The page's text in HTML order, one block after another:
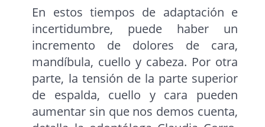
En estos tiempos de adaptación e
incertidumbre, puede haber un
incremento de dolores de cara,
mandíbula, cuello y cabeza. Por otra
parte, la tensión de la parte superior
de espalda, cuello y cara pueden
aumentar sin que nos demos cuenta,